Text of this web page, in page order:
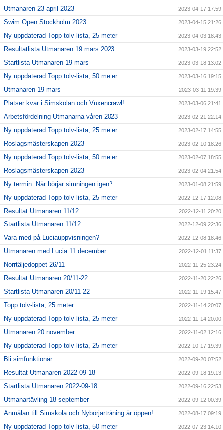
Utmanaren 23 april 2023 2023-04-17 17:59
Swim Open Stockholm 2023 2023-04-15 21:26
Ny uppdaterad Topp tolv-lista, 25 meter 2023-04-03 18:43
Resultatlista Utmanaren 19 mars 2023 2023-03-19 22:52
Startlista Utmanaren 19 mars 2023-03-18 13:02
Ny uppdaterad Topp tolv-lista, 50 meter 2023-03-16 19:15
Utmanaren 19 mars 2023-03-11 19:39
Platser kvar i Simskolan och Vuxencrawl! 2023-03-06 21:41
Arbetsfördelning Utmanarna våren 2023 2023-02-21 22:14
Ny uppdaterad Topp tolv-lista, 25 meter 2023-02-17 14:55
Roslagsmästerskapen 2023 2023-02-10 18:26
Ny uppdaterad Topp tolv-lista, 50 meter 2023-02-07 18:55
Roslagsmästerskapen 2023 2023-02-04 21:54
Ny termin. När börjar simningen igen? 2023-01-08 21:59
Ny uppdaterad Topp tolv-lista, 25 meter 2022-12-17 12:08
Resultat Utmanaren 11/12 2022-12-11 20:20
Startlista Utmanaren 11/12 2022-12-09 22:36
Vara med på Luciauppvisningen? 2022-12-08 18:46
Utmanaren med Lucia 11 december 2022-12-01 11:37
Norrtäljedoppet 26/11 2022-11-25 23:24
Resultat Utmanaren 20/11-22 2022-11-20 22:26
Startlista Utmanaren 20/11-22 2022-11-19 15:47
Topp tolv-lista, 25 meter 2022-11-14 20:07
Ny uppdaterad Topp tolv-lista, 25 meter 2022-11-14 20:00
Utmanaren 20 november 2022-11-02 12:16
Ny uppdaterad Topp tolv-lista, 25 meter 2022-10-17 19:39
Bli simfunktionär 2022-09-20 07:52
Resultat Utmanaren 2022-09-18 2022-09-18 19:13
Startlista Utmanaren 2022-09-18 2022-09-16 22:53
Utmanartävling 18 september 2022-09-12 00:39
Anmälan till Simskola och Nybörjarträning är öppen! 2022-08-17 09:19
Ny uppdaterad Topp tolv-lista, 50 meter 2022-07-23 14:10